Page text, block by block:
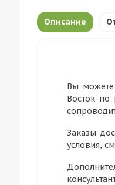
Описание
Вы
Восток по
Заказы
условия,